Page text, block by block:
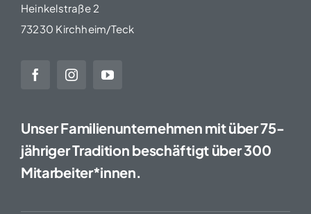
Heinkelstraße 2
73230 Kirchheim/Teck
Unser Familienunternehmen mit über 75-
jähriger Tradition beschäftigt über 300
Mitarbeiter*innen.